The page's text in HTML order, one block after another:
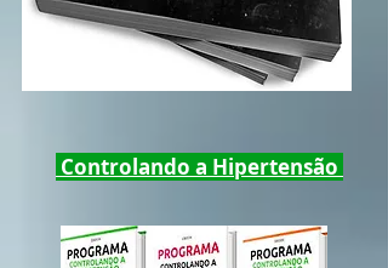
Controlando a Hipertensão